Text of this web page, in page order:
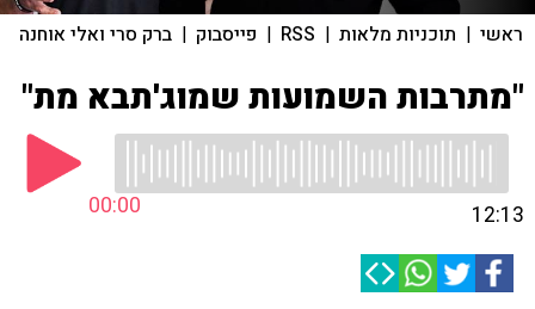
ראשי | תוכניות מלאות |
RSS
| פייסבוק | ברק סרי ואלי אוחנה
"מתרבות השמועות שמוג'תבא מת"
00:00 12:13